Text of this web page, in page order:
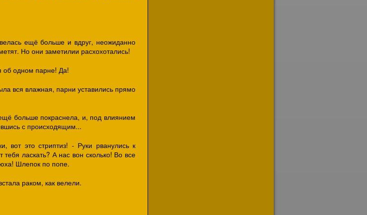
ещё больше и вдруг, неожиданно
Но они заметилии расхохотались!
об одном парне! Да!
вся влажная, парни уставились прямо
больше покраснела, и, под влиянием
с происходящим...
это стриптиз! - Руки рванулись к
ласкать? А нас вон сколько! Во все
Шлепок по попе.
раком, как велели.